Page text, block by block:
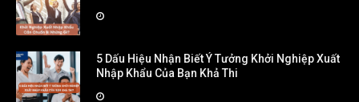
5 Dấu Hiệu Nhận Biết Ý Tưởng Khởi Nghiệp Xuất
Nhập Khẩu Của Bạn Khả Thi